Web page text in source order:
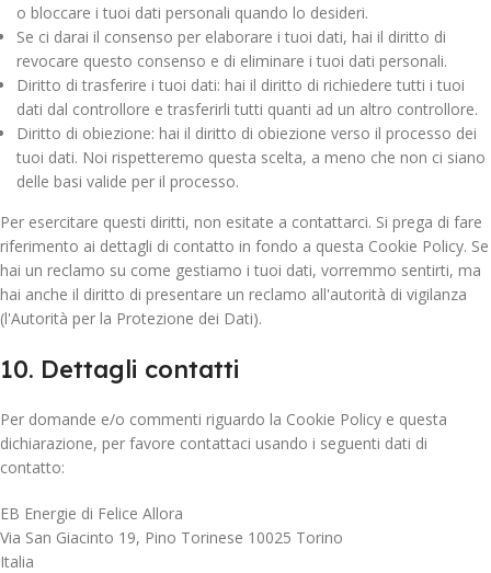
o bloccare i tuoi dati personali quando lo desideri.
Se ci darai il consenso per elaborare i tuoi dati, hai il diritto di
revocare questo consenso e di eliminare i tuoi dati personali.
Diritto di trasferire i tuoi dati: hai il diritto di richiedere tutti i tuoi
dati dal controllore e trasferirli tutti quanti ad un altro controllore.
Diritto di obiezione: hai il diritto di obiezione verso il processo dei
tuoi dati. Noi rispetteremo questa scelta, a meno che non ci siano
delle basi valide per il processo.
Per esercitare questi diritti, non esitate a contattarci. Si prega di fare
riferimento ai dettagli di contatto in fondo a questa Cookie Policy. Se
hai un reclamo su come gestiamo i tuoi dati, vorremmo sentirti, ma
hai anche il diritto di presentare un reclamo all'autorità di vigilanza
(l'Autorità per la Protezione dei Dati).
10. Dettagli contatti
Per domande e/o commenti riguardo la Cookie Policy e questa
dichiarazione, per favore contattaci usando i seguenti dati di
contatto:
EB Energie di Felice Allora
Via San Giacinto 19, Pino Torinese 10025 Torino
Italia